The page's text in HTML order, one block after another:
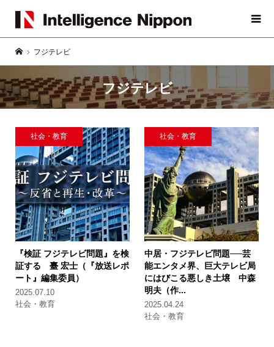
フジテレビ
フジテレビ
社会・教育
『検証 フジテレビ問題』を検
証する 臺 宏士（『放送レポ
ート』編集委員）
2025.07.10
社会・教育
社会・教育
中居・フジテレビ問題──芸
能エンタメ界、巨大テレビ局
にはびこる悪しき土壌 中森
明夫（作...
2025.04.24
社会・教育